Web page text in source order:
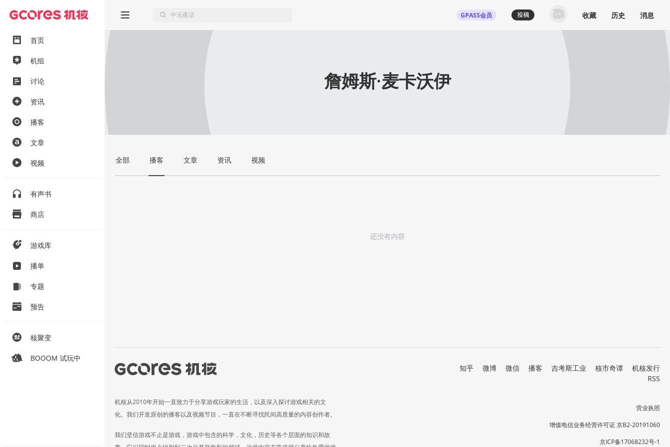
首页
机组
讨论
资讯
播客
文章
视频
有声书
商店
游戏库
播单
专题
预告
核聚变
BOOOM 试玩中
GPASS会员 收藏 历史 消息
詹姆斯·麦卡沃伊
全部 播客 文章 资讯 视频
还没有内容
机核从2010年开始一直致力于分享游戏玩家的生活，以及深入探讨游戏相关的文
化。我们开发原创的播客以及视频节目，一直在不断寻找民间高质量的内容创作者。
我们坚信游戏不止是游戏，游戏中包含的科学，文化，历史等各个层面的知识和故
知乎 微博 微信 播客 吉考斯工业 核市奇谭
机核发行
RSS
营业执照
增值电信业务经营许可证 京B2-20191060
京ICP备17068232号-1